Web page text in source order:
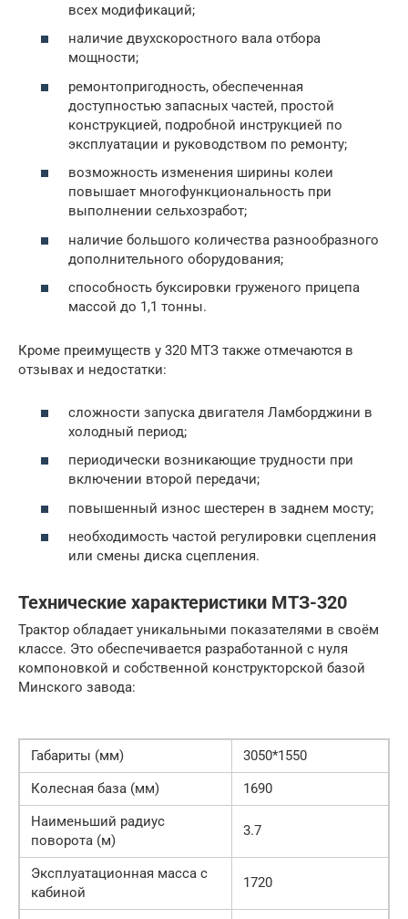
всех модификаций;
наличие двухскоростного вала отбора
мощности;
ремонтопригодность, обеспеченная
доступностью запасных частей, простой
конструкцией, подробной инструкцией по
эксплуатации и руководством по ремонту;
возможность изменения ширины колеи
повышает многофункциональность при
выполнении сельхозработ;
наличие большого количества разнообразного
дополнительного оборудования;
способность буксировки груженого прицепа
массой до 1,1 тонны.
Кроме преимуществ у 320 МТЗ также отмечаются в
отзывах и недостатки:
сложности запуска двигателя Ламборджини в
холодный период;
периодически возникающие трудности при
включении второй передачи;
повышенный износ шестерен в заднем мосту;
необходимость частой регулировки сцепления
или смены диска сцепления.
Технические характеристики МТЗ-320
Трактор обладает уникальными показателями в своём
классе. Это обеспечивается разработанной с нуля
компоновкой и собственной конструкторской базой
Минского завода:
Габариты (мм)
3050*1550
Колесная база (мм)
1690
Наименьший радиус
поворота (м)
3.7
Эксплуатационная масса с
кабиной
1720